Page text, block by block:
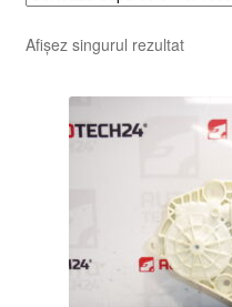
Afișez singurul rezultat